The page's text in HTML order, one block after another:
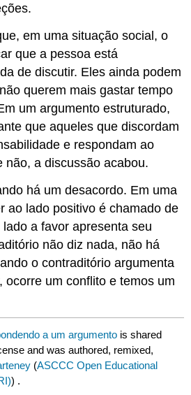
em uma situação social, o
que a pessoa está
de discutir. Eles ainda podem
querem mais gastar tempo
um argumento estruturado,
que aqueles que discordam
e respondam ao
não, a discussão acabou.
há um desacordo. Em uma
ao lado positivo é chamado de
a favor apresenta seu
não diz nada, não há
o contraditório argumenta
ocorre um conflito e temos um
a um argumento is shared
and was authored, remixed,
(ASCCC Open Educational
) .